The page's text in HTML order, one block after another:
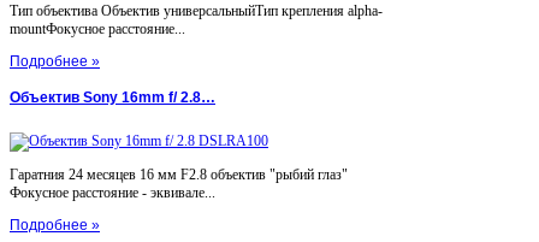
Тип объектива Объектив универсальныйТип крепления alpha-
mountФокусное расстояние...
Подробнее »
Объектив Sony 16mm f/ 2.8…
Гаратния 24 месяцев 16 мм F2.8 объектив "рыбий глаз"
Фокусное расстояние - эквивале...
Подробнее »